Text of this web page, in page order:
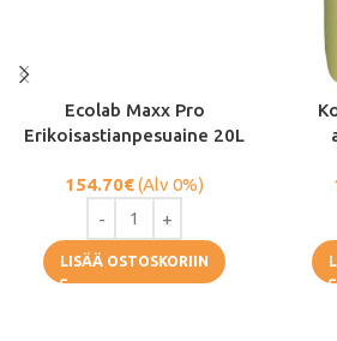
Ecolab Maxx Pro
Erikoisastianpesuaine 20L
154.70€(Alv 0%)
LISÄÄ OSTOSKORIIN